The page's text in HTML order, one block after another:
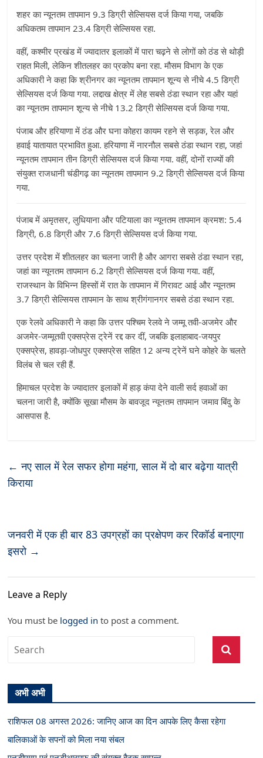
शहर का न्यूनतम तापमान 9.3 डिग्री सेल्सियस दर्ज किया गया, जबकि
अधिकतम तापमान 23.4 डिग्री सेल्सियस रहा.
वहीं, कश्मीर प्रखंड में ज्यादातर इलाकों में पारा चढ़ने से लोगों को ठंड से थोड़ी
राहत मिली, लेकिन शीतलहर का प्रकोप बना रहा. मौसम विभाग के एक
अधिकारी ने कहा कि श्रीनगर का न्यूनतम तापमान शून्य से नीचे 4.5 डिग्री
सेल्सियस दर्ज किया गया. लद्दाख क्षेत्र में लेह सबसे ठंडा स्थान रहा और यहां
का न्यूनतम तापमान शून्य से नीचे 13.2 डिग्री सेल्सियस दर्ज किया गया.
पंजाब और हरियाणा में ठंड और घना कोहरा कायम रहने से सड़क, रेल और
हवाई यातायात प्रभावित हुआ. हरियाणा में नारनौल सबसे ठंडा स्थान रहा, जहां
न्यूनतम तापमान तीन डिग्री सेल्सियस दर्ज किया गया. वहीं, दोनों राज्यों की
संयुक्त राजधानी चंडीगढ़ का न्यूनतम तापमान 9.2 डिग्री सेल्सियस दर्ज किया
गया.
पंजाब में अमृतसर, लुधियाना और पटियाला का न्यूनतम तापमान क्रमश: 5.4
डिग्री, 6.8 डिग्री और 7.6 डिग्री सेल्सियस दर्ज किया गया.
उत्तर प्रदेश में शीतलहर का चलना जारी है और आगरा सबसे ठंडा स्थान रहा,
जहां का न्यूनतम तापमान 6.2 डिग्री सेल्सियस दर्ज किया गया. वहीं,
राजस्थान के विभिन्न हिस्सों में रात के तापमान में गिरावट आई और न्यूनतम
3.7 डिग्री सेल्सियस तापमान के साथ श्रीगंगानगर सबसे ठंडा स्थान रहा.
एक रेलवे अधिकारी ने कहा कि उत्तर पश्चिम रेलवे ने जम्मू तवी-अजमेर और
अजमेर-जम्मूतवी एक्सप्रेस ट्रेनें रद्द कर दीं, जबकि इलाहाबाद-जयपुर
एक्सप्रेस, हावड़ा-जोधपुर एक्सप्रेस सहित 12 अन्य ट्रेनें घने कोहरे के चलते
विलंब से चल रही हैं.
हिमाचल प्रदेश के ज्यादातर इलाकों में हाड़ कंपा देने वाली सर्द हवाओं का
चलना जारी है, क्योंकि सूखा मौसम के बावजूद न्यूनतम तापमान जमाव बिंदु के
आसपास है.
← नए साल में रेल सफर होगा महंगा, साल में दो बार बढ़ेगा यात्री
किराया
जनवरी में एक ही बार 83 उपग्रहों का प्रक्षेपण कर रिकॉर्ड बनाएगा
इसरो →
Leave a Reply
You must be logged in to post a comment.
अभी अभी
राशिफल 08 अगस्त 2026: जानिए आज का दिन आपके लिए कैसा रहेगा
बालिकाओं के सपनों को मिला नया संबल